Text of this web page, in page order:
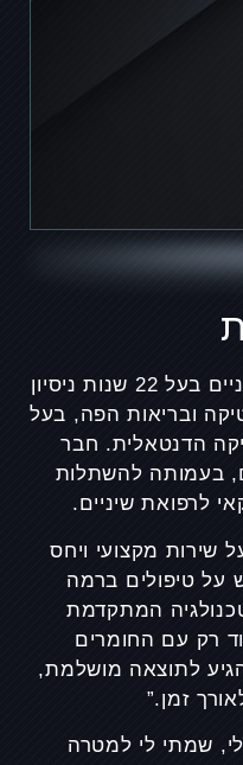
הנו רופא שיניים בעל 22 שנות ניסיון
ובריאות הפה, בעל
הדנטאלית. חבר
בעמותה להשתלות
לרפואת שיניים.
שירות מקצועי ויחס
על טיפולים ברמה
המתקדמת
רק עם החומרים
לתוצאה מושלמת,
זמן.”
שלי, שמתי לי למטרה